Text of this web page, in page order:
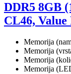
DDR5 8GB
CL46,
Memorija
Memorija
Memorija
Memorija